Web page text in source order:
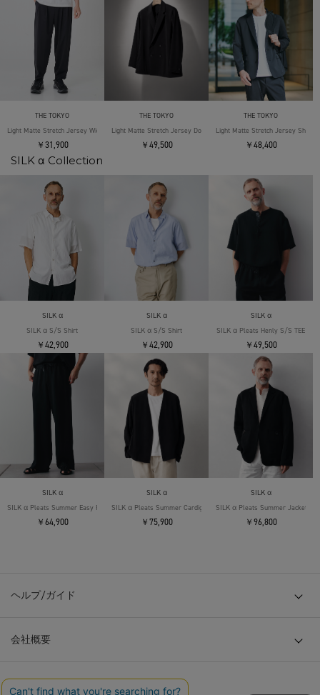
THE TOKYO
Light Matte Stretch Jersey Wide Tapered Pants
￥31,900
THE TOKYO
Light Matte Stretch Jersey Double Jacket
￥49,500
THE TOKYO
Light Matte Stretch Jersey Shape
￥48,400
SILK α Collection
SILK α
SILK α S/S Shirt
￥42,900
SILK α
SILK α S/S Shirt
￥42,900
SILK α
SILK α Pleats Henly S/S TEE
￥49,500
SILK α
SILK α Pleats Summer Easy Pants
￥64,900
SILK α
SILK α Pleats Summer Cardigan
￥75,900
SILK α
SILK α Pleats Summer Jacket
￥96,800
ヘルプ/ガイド
会社概要